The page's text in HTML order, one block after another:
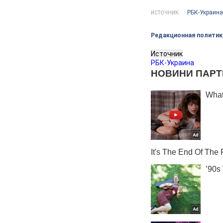
ИСТОЧНИК: РБК-Украина
Редакционная
Источник
РБК-Украина